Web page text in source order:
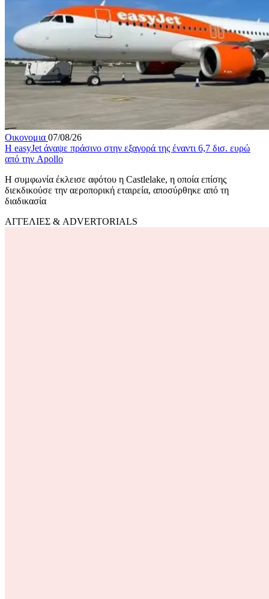
Οικονομια 07/08/26
Η easyJet άναψε πράσινο στην εξαγορά της έναντι 6,7 δισ. ευρώ
από την Apollo
Η συμφωνία έκλεισε αφότου η Castlelake, η οποία επίσης
διεκδικούσε την αεροπορική εταιρεία, αποσύρθηκε από τη
διαδικασία
ΑΓΓΕΛΙΕΣ & ADVERTORIALS